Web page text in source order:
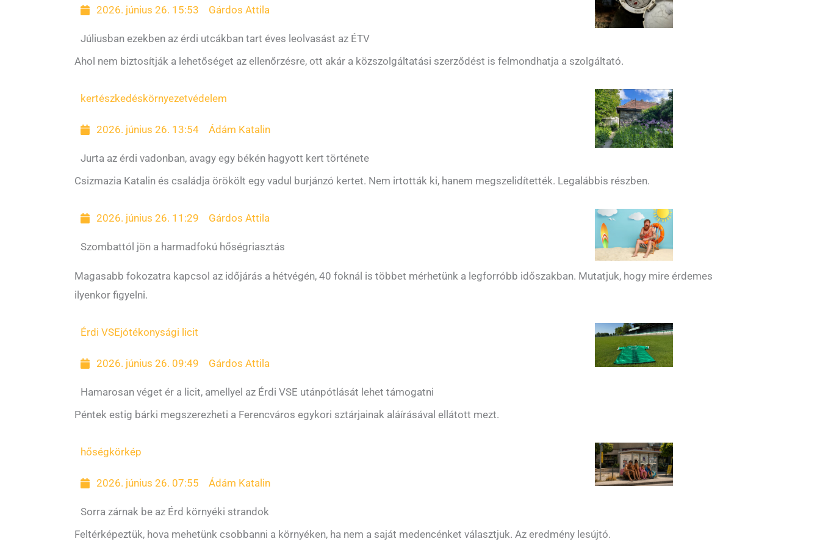
2026. június 26. 15:53 Gárdos Attila
Júliusban ezekben az érdi utcákban tart éves leolvasást az ÉTV
Ahol nem biztosítják a lehetőséget az ellenőrzésre, ott akár a közszolgáltatási szerződést is felmondhatja a szolgáltató.
kertészkedéskörnyezetvédelem
2026. június 26. 13:54 Ádám Katalin
Jurta az érdi vadonban, avagy egy békén hagyott kert története
Csizmazia Katalin és családja örökölt egy vadul burjánzó kertet. Nem irtották ki, hanem megszelidítették. Legalábbis részben.
2026. június 26. 11:29 Gárdos Attila
Szombattól jön a harmadfokú hőségriasztás
Magasabb fokozatra kapcsol az időjárás a hétvégén, 40 foknál is többet mérhetünk a legforróbb időszakban. Mutatjuk, hogy mire érdemes
ilyenkor figyelni.
Érdi VSEjótékonysági licit
2026. június 26. 09:49 Gárdos Attila
Hamarosan véget ér a licit, amellyel az Érdi VSE utánpótlását lehet támogatni
Péntek estig bárki megszerezheti a Ferencváros egykori sztárjainak aláírásával ellátott mezt.
hőségkörkép
2026. június 26. 07:55 Ádám Katalin
Sorra zárnak be az Érd környéki strandok
Feltérképeztük, hova mehetünk csobbanni a környéken, ha nem a saját medencénket választjuk. Az eredmény lesújtó.